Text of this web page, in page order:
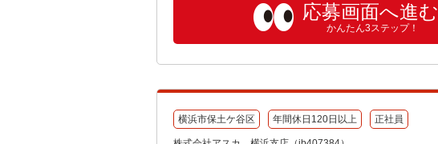
応募画面へ進む
かんたん3ステップ！
横浜市保土ケ谷区 年間休日120日以上 正社員